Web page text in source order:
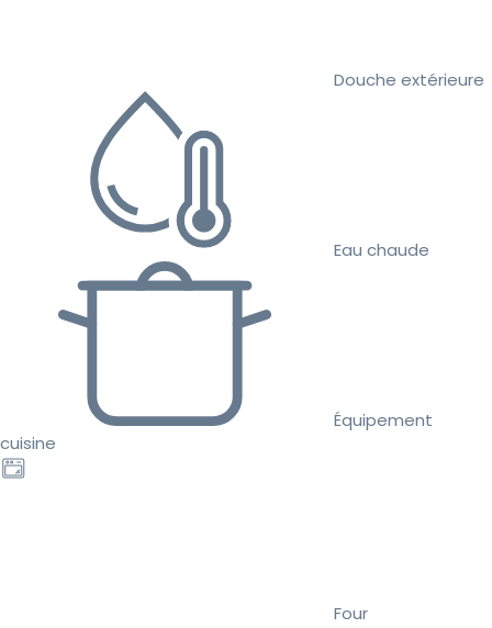
Douche extérieure
Eau chaude
Équipement
cuisine
Four